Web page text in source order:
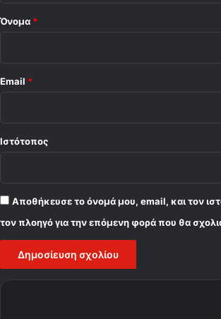
Όνομα *
Email *
Ιστότοπος
Αποθήκευσε το όνομά μου, email, και τον
τον πλοηγό για την επόμενη φορά που θα